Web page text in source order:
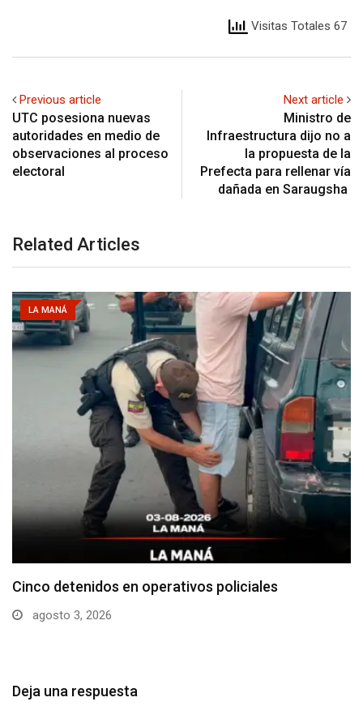
Visitas Totales 67
Previous article
UTC posesiona nuevas
autoridades en medio de
observaciones al proceso
electoral
Next article
Ministro de
Infraestructura dijo no a
la propuesta de la
Prefecta para rellenar vía
dañada en Saraugsha
Related Articles
LA MANÁ
Cotopaxi supera los 640 casos de dengue en…
julio 29, 2026
Deja una respuesta